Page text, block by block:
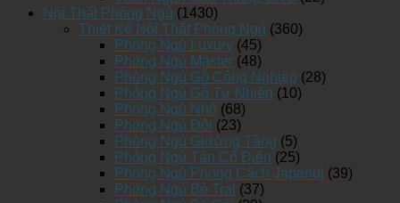
Nội Thất Phòng Ngủ (1430)
Thiết Kế Nội Thất Phòng Ngủ (360)
Phòng Ngủ Luxury (45)
Phòng Ngủ Master (48)
Phòng Ngủ Gỗ Công Nghiệp (28)
Phòng Ngủ Gỗ Tự Nhiên (10)
Phòng Ngủ Nhỏ (68)
Phòng Ngủ Đôi (23)
Phòng Ngủ Giường Tầng (5)
Phòng Ngủ Tân Cổ Điển (25)
Phòng Ngủ Phong Cách Japandi (39)
Phòng Ngủ Bé Trai (37)